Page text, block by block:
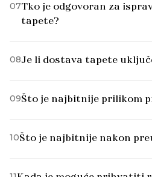
07Tko je odgovoran za
tapete?
08Je li dostava tapete
09Što je najbitnije prilikom
10Što je najbitnije nakon